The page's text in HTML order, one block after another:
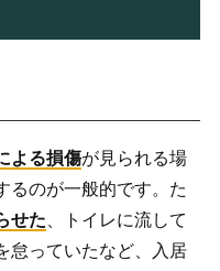
よる損傷が見られる場
るのが一般的です。た
せた 、トイレに流して
怠っていたなど、入居